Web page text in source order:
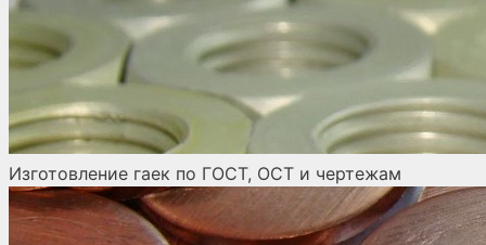
Изготовление гаек по ГОСТ, ОСТ и чертежам